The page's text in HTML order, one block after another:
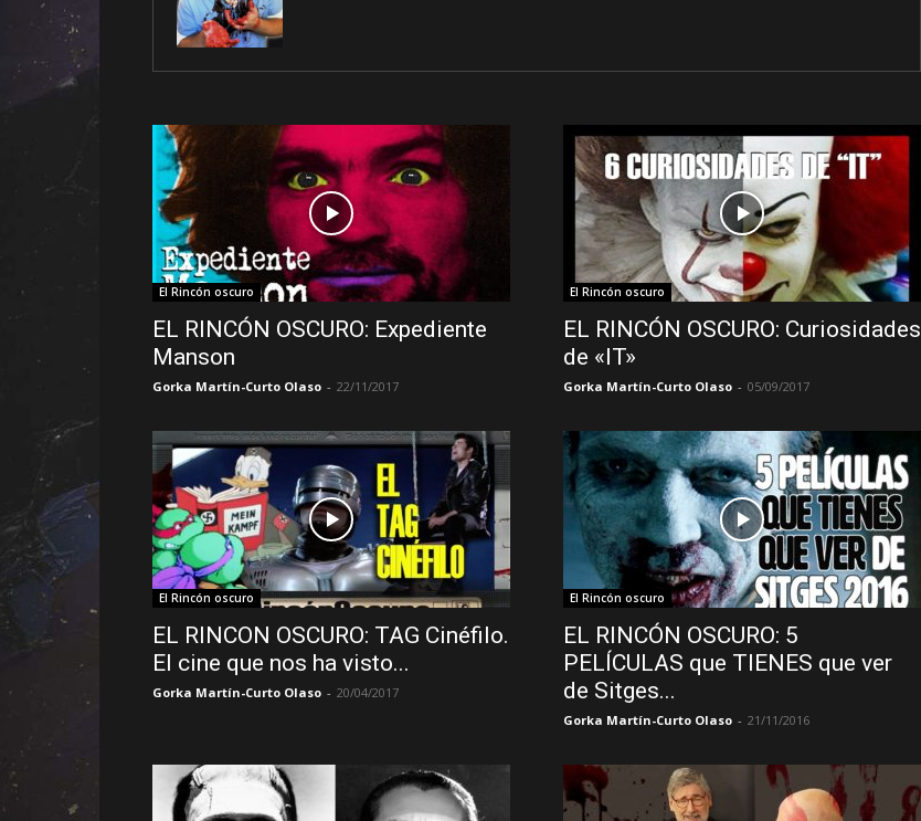
El Rincón oscuro
EL RINCÓN OSCURO: Expediente
Manson
Gorka Martín-Curto Olaso - 22/11/2017
El Rincón oscuro
EL RINCÓN OSCURO: Curiosidades
de «IT»
Gorka Martín-Curto Olaso - 05/09/2017
El Rincón oscuro
EL RINCON OSCURO: TAG Cinéfilo.
El cine que nos ha visto...
Gorka Martín-Curto Olaso - 20/04/2017
El Rincón oscuro
EL RINCÓN OSCURO: 5
PELÍCULAS que TIENES que ver
de Sitges...
Gorka Martín-Curto Olaso - 21/11/2016